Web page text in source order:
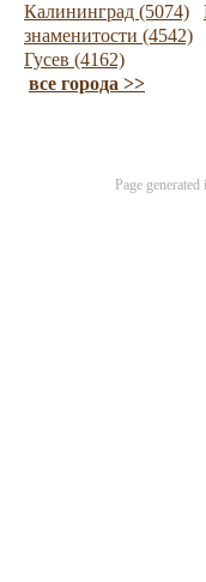
Калининград (5074)
знаменитости (4542)
Гусев (4162)
все города >>
Page